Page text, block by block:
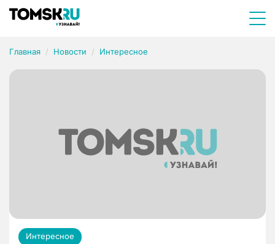
Главная Новости Интересное
Интересное